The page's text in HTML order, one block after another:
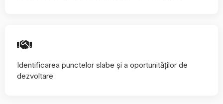
Identificarea punctelor slabe și a oportunităților de
dezvoltare